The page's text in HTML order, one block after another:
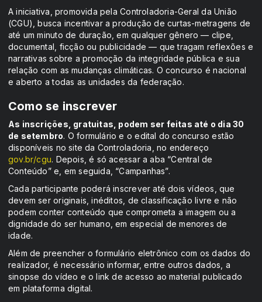
A iniciativa, promovida pela Controladoria-Geral da União
(CGU), busca incentivar a produção de curtas-metragens de
até um minuto de duração, em qualquer gênero — clipe,
documental, ficção ou publicidade — que tragam reflexões e
narrativas sobre a promoção da integridade pública e sua
relação com as mudanças climáticas. O concurso é nacional
e aberto a todas as unidades da federação.
Como se inscrever
As inscrições, gratuitas, podem ser feitas até o dia 30
de setembro. O formulário e o edital do concurso estão
disponíveis no site da Controladoria, no endereço
gov.br/cgu. Depois, é só acessar a aba “Central de
Conteúdo” e, em seguida, “Campanhas”.
Cada participante poderá inscrever até dois vídeos, que
devem ser originais, inéditos, de classificação livre e não
podem conter conteúdo que comprometa a imagem ou a
dignidade do ser humano, em especial de menores de
idade.
Além de preencher o formulário eletrônico com os dados do
realizador, é necessário informar, entre outros dados, a
sinopse do vídeo e o link de acesso ao material publicado
em plataforma digital.